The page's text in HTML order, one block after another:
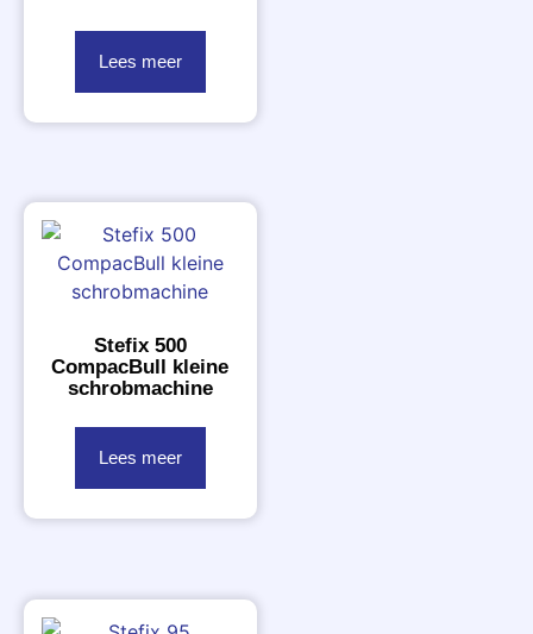
Lees meer
Stefix 500
CompacBull kleine
schrobmachine
Lees meer